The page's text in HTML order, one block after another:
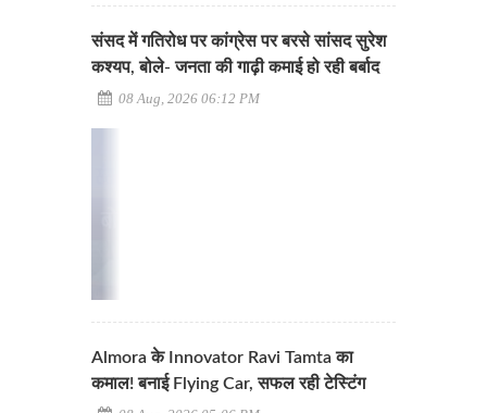
संसद में गतिरोध पर कांग्रेस पर बरसे सांसद सुरेश
कश्यप, बोले- जनता की गाढ़ी कमाई हो रही बर्बाद
08 Aug, 2026 06:12 PM
Almora के Innovator Ravi Tamta का
कमाल! बनाई Flying Car, सफल रही टेस्टिंग